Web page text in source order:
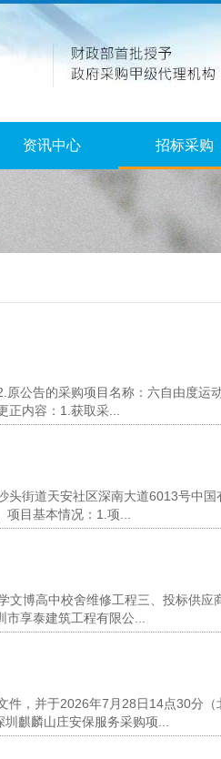
资讯中心 招标采购
公告的采购项目名称：六自由度运
内容：1.获取采...
街道天安社区深南大道6013号中
目基本情况：1.项...
博高中校舍维修工程三、投标供应
享泰建筑工程有限公...
，并于2026年7月28日14点30分（
麒麟山庄安保服务采购项...